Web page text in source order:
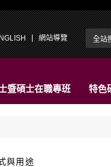
網站導覽
暨碩士在職專班 特色
與用途